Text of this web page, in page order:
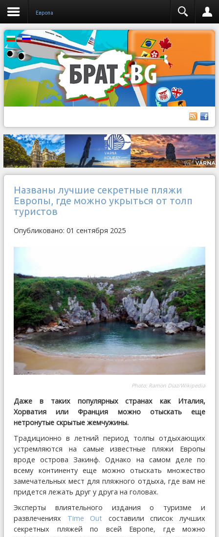
Европа
Названы лучшие секретные пляжи
Европы, где можно укрыться от толп
туристов
Опубликовано: 01 сентября 2025
Photo: Ramon Diaz/Wikipedia
Даже в таких популярных странах как Италия,
Хорватия или Франция можно отыскать еще
нетронутые скрытые жемчужины.
Традиционно в летний период толпы отдыхающих
устремляются на самые известные пляжи Европы
вроде острова Закинф. Однако на самом деле по
всему континенту еще можно отыскать множество
замечательных мест для пляжного отдыха, где вам не
придется лежать друг у друга на головах.
Эксперты влиятельного издания о туризме и
развлечениях Time Out составили список лучших
секретных пляжей по всей Европе, где можно